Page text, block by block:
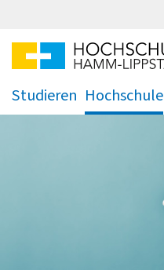
Studieren
.
Hochschule
.